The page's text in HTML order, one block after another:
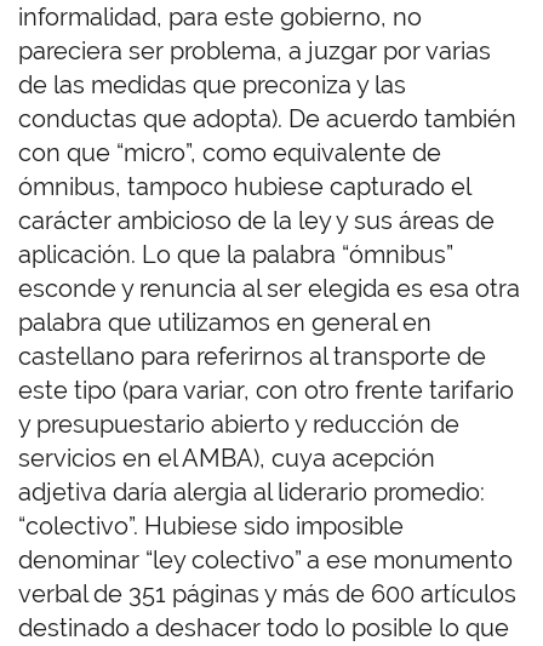
informalidad, para este gobierno, no
pareciera ser problema, a juzgar por varias
de las medidas que preconiza y las
conductas que adopta). De acuerdo también
con que “micro”, como equivalente de
ómnibus, tampoco hubiese capturado el
carácter ambicioso de la ley y sus áreas de
aplicación. Lo que la palabra “ómnibus”
esconde y renuncia al ser elegida es esa otra
palabra que utilizamos en general en
castellano para referirnos al transporte de
este tipo (para variar, con otro frente tarifario
y presupuestario abierto y reducción de
servicios en el AMBA), cuya acepción
adjetiva daría alergia al liderario promedio:
“colectivo”. Hubiese sido imposible
denominar “ley colectivo” a ese monumento
verbal de 351 páginas y más de 600 artículos
destinado a deshacer todo lo posible lo que